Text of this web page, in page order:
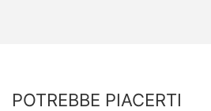
POTREBBE PIACERTI